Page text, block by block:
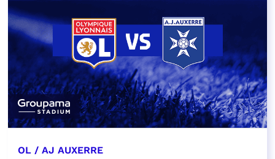
OL / AJ AUXERRE